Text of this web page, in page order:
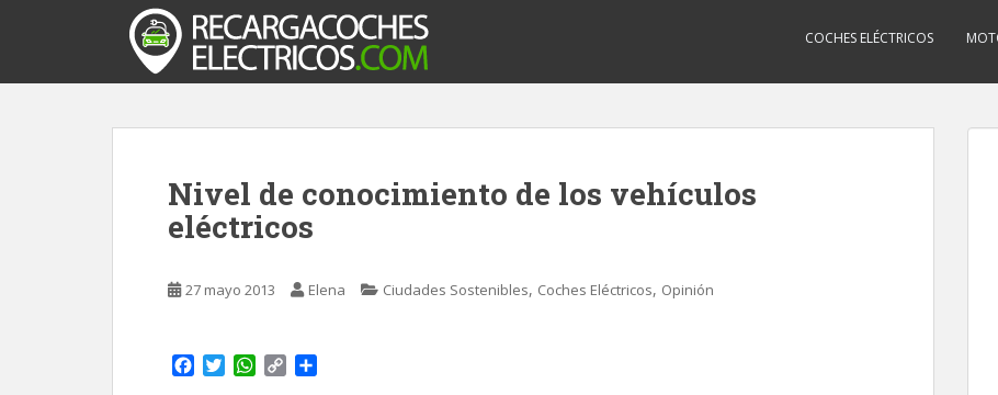
p
COCHES ELÉCTRICOS
Nivel de conocimiento de los vehículos
eléctricos
27 mayo 2013 Elena Ciudades Sostenibles, Coches Eléctricos, Opinión
W